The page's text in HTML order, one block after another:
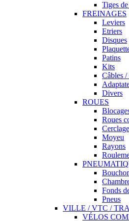
Tiges
FREINAGES
Leviers
Etriers
Disques
Patins
Kits
Câbles
Divers
ROUES
Roues
Moyeu
Rayons
Fonds
Pneus
VILLE / VTC /
VÉLOS